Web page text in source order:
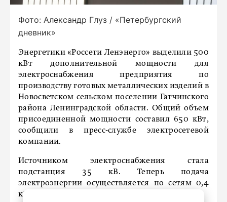
Фото: Александр Глуз / «Петербургский
дневник»
Энергетики «Россети Ленэнерго» выделили 500
кВт дополнительной мощности для
электроснабжения предприятия по
производству готовых металлических изделий в
Новосветском сельском поселении Гатчинского
района Ленинградской области. Общий объем
присоединенной мощности составил 650 кВт,
сообщили в пресс-службе электросетевой
компании.
Источником электроснабжения стала
подстанция 35 кВ. Теперь подача
электроэнергии осуществляется по сетям 0,4
кВ.